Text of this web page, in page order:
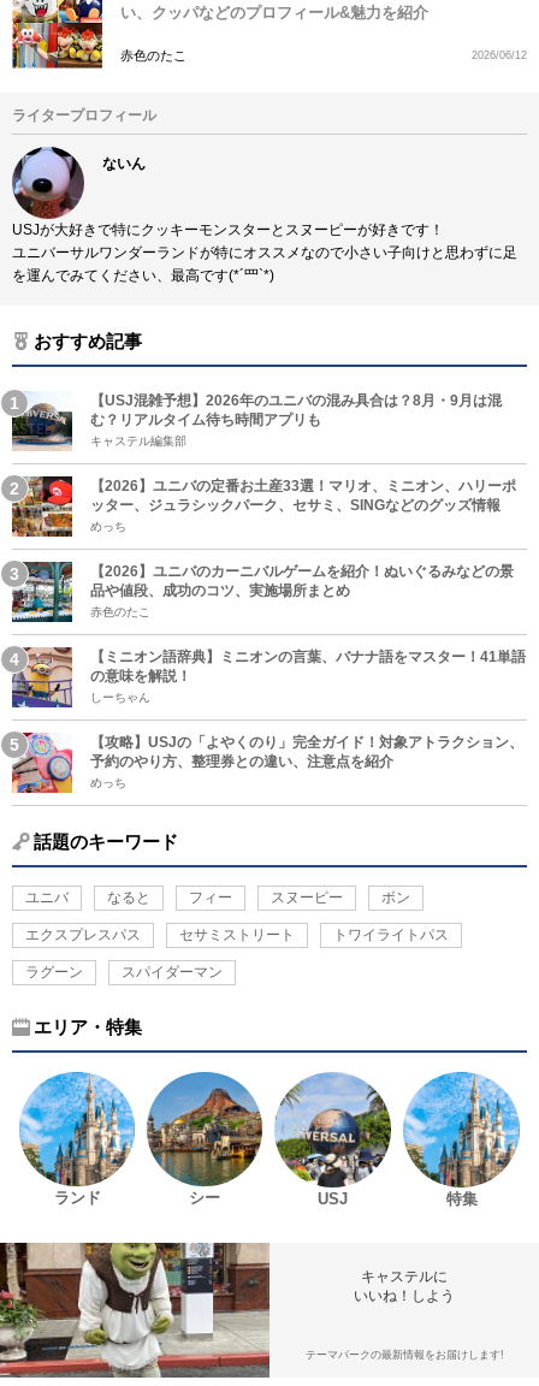
い、クッパなどのプロフィール&魅力を紹介
赤色のたこ 2026/06/12
ライタープロフィール
ないん
USJが大好きで特にクッキーモンスターとスヌーピーが好きです！
ユニバーサルワンダーランドが特にオススメなので小さい子向けと思わずに足
を運んでみてください、最高です(*´罒`*)
おすすめ記事
【USJ混雑予想】2026年のユニバの混み具合は？8月・9月は混
む？リアルタイム待ち時間アプリも
キャステル編集部
【2026】ユニバの定番お土産33選！マリオ、ミニオン、ハリーポ
ッター、ジュラシックパーク、セサミ、SINGなどのグッズ情報
めっち
【2026】ユニバのカーニバルゲームを紹介！ぬいぐるみなどの景
品や値段、成功のコツ、実施場所まとめ
赤色のたこ
【ミニオン語辞典】ミニオンの言葉、バナナ語をマスター！41単語
の意味を解説！
しーちゃん
【攻略】USJの「よやくのり」完全ガイド！対象アトラクション、
予約のやり方、整理券との違い、注意点を紹介
めっち
話題のキーワード
ユニバ なると フィー スヌーピー ボン
エクスプレスパス セサミストリート トワイライトパス
ラグーン スパイダーマン
エリア・特集
ランド シー USJ 特集
キャステルに
いいね！しよう
テーマパークの最新情報をお届けします!